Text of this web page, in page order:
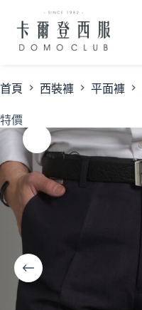
首頁 西裝褲 平面褲
特價